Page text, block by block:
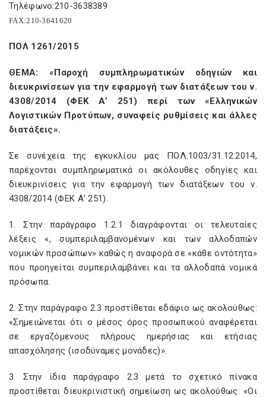
Τηλέφωνο:210-3638389
FAX:210-3641620
ΠΟΛ 1261/2015
ΘΕΜΑ: «Παροχή συμπληρωματικών οδηγιών και
διευκρινίσεων για την εφαρμογή των διατάξεων του ν.
4308/2014 (ΦΕΚ Α’ 251) περί των «Ελληνικών
Λογιστικών Προτύπων, συναφείς ρυθμίσεις και άλλες
διατάξεις».
Σε συνέχεια της εγκυκλίου μας ΠΟΛ.1003/31.12.2014,
παρέχονται συμπληρωματικά οι ακόλουθες οδηγίες και
διευκρινίσεις για την εφαρμογή των διατάξεων του ν.
4308/2014 (ΦΕΚ Α’ 251).
1. Στην παράγραφο 1.2.1 διαγράφονται οι τελευταίες
λέξεις «, συμπεριλαμβανομένων και των αλλοδαπών
νομικών προσώπων» καθώς η αναφορά σε «κάθε οντότητα»
που προηγείται συμπεριλαμβάνει και τα αλλοδαπά νομικά
πρόσωπα.
2. Στην παράγραφο 2.3 προστίθεται εδάφιο ως ακολούθως:
«Σημειώνεται ότι ο μέσος όρος προσωπικού αναφέρεται
σε εργαζόμενους πλήρους ημερήσιας και ετήσιας
απασχόλησης (ισοδύναμες μονάδες)».
3. Στην ίδια παράγραφο 2.3 μετά το σχετικό πίνακα
προστίθεται διευκρινιστική σημείωση ως ακολούθως: «Οι